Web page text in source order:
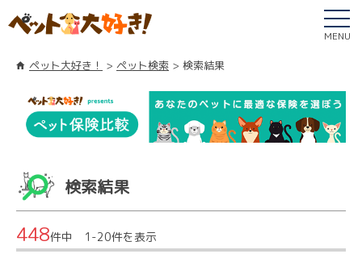
MENU
ペット大好き！ ペット検索 検索結果
検索結果
448件中 1-20件を表示